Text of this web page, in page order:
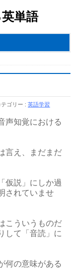
単語
テゴリー :英語学習
声知覚における
言え、まだまだ
仮説」にしか過
されていませ
こういうものだ
して「音読」に
何の意味がある